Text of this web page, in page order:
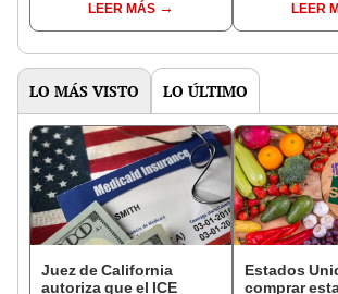
signo zodiacal
LEER MÁS
serían
temida
LEER
LO MÁS VISTO LO ÚLTIMO
Juez de California
autoriza que el ICE
Estados
comprar